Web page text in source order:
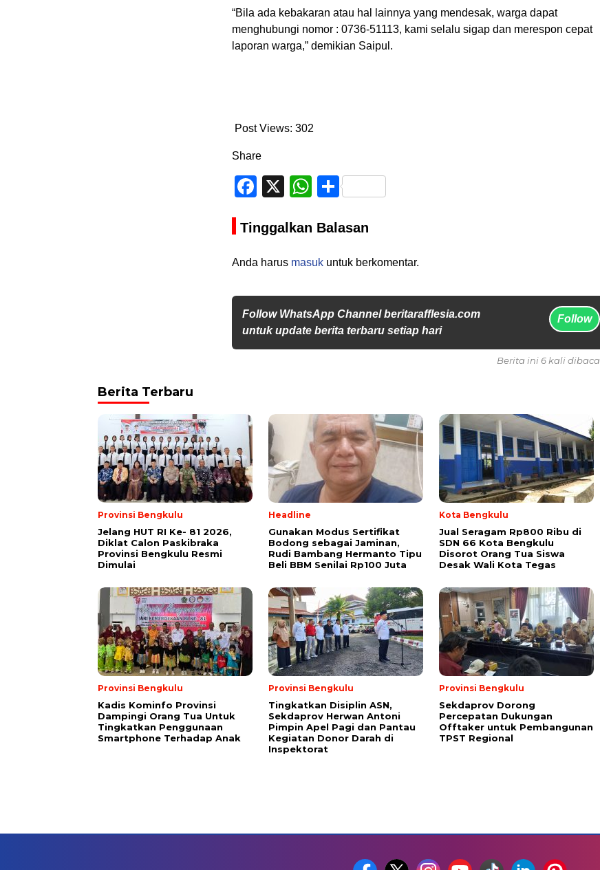
“Bila ada kebakaran atau hal lainnya yang mendesak, warga dapat
menghubungi nomor : 0736-51113, kami selalu sigap dan merespon cepat
laporan warga,” demikian Saipul.
Post Views: 302
Share
Facebook
X WhatsApp
Share
Tinggalkan Balasan
Anda harus masuk untuk berkomentar.
Follow WhatsApp Channel beritarafflesia.com
untuk update berita terbaru setiap hari
Follow
Berita ini 6 kali dibaca
Berita Terbaru
Provinsi Bengkulu
Jelang HUT RI Ke- 81 2026,
Diklat Calon Paskibraka
Provinsi Bengkulu Resmi
Dimulai
Headline
Gunakan Modus Sertifikat
Bodong sebagai Jaminan,
Rudi Bambang Hermanto Tipu
Beli BBM Senilai Rp100 Juta
Kota Bengkulu
Jual Seragam Rp800 Ribu di
SDN 66 Kota Bengkulu
Disorot Orang Tua Siswa
Desak Wali Kota Tegas
Provinsi Bengkulu
Kadis Kominfo Provinsi
Dampingi Orang Tua Untuk
Tingkatkan Penggunaan
Smartphone Terhadap Anak
Provinsi Bengkulu
Tingkatkan Disiplin ASN,
Sekdaprov Herwan Antoni
Pimpin Apel Pagi dan Pantau
Kegiatan Donor Darah di
Inspektorat
Provinsi Bengkulu
Sekdaprov Dorong
Percepatan Dukungan
Offtaker untuk Pembangunan
TPST Regional